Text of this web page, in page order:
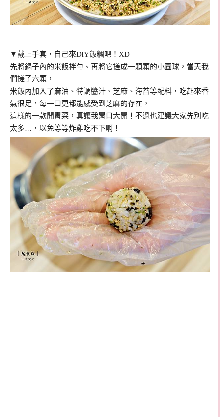
▼戴上手套，自己來DIY飯糰吧！XD
先將鍋子內的米飯拌勻、再將它搓成一顆顆的小圓球，當天我
們搓了六顆，
米飯內加入了麻油、特調醬汁、芝麻、海苔等配料，吃起來香
氣很足，每一口更都能感受到芝麻的存在，
這樣的一款開胃菜，真讓我胃口大開！不過也建議大家先別吃
太多…，以免等等炸雞吃不下啊！